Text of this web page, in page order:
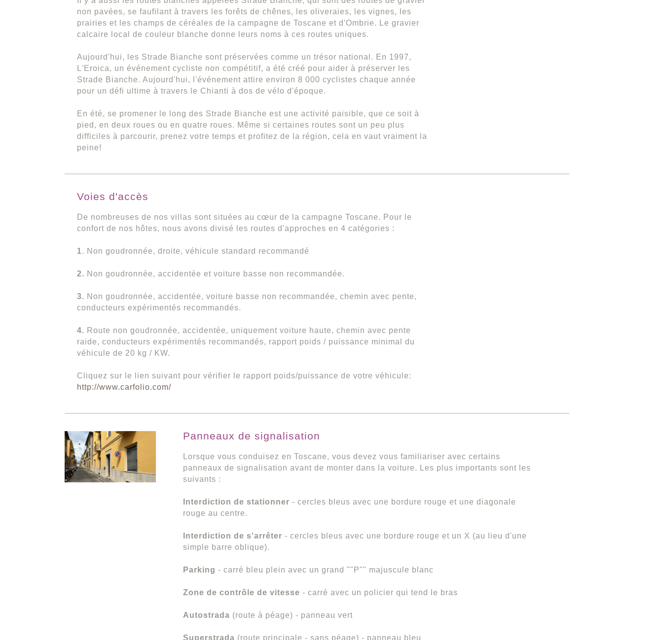
non pavées, se faufilant à travers les forêts de chênes, les oliveraies, les vignes, les
prairies et les champs de céréales de la campagne de Toscane et d'Ombrie. Le gravier
calcaire local de couleur blanche donne leurs noms à ces routes uniques.
Aujourd'hui, les Strade Bianche sont préservées comme un trésor national. En 1997,
L'Eroica, un événement cycliste non compétitif, a été créé pour aider à préserver les
Strade Bianche. Aujourd'hui, l'événement attire environ 8 000 cyclistes chaque année
pour un défi ultime à travers le Chianti à dos de vélo d'époque.
En été, se promener le long des Strade Bianche est une activité paisible, que ce soit à
pied, en deux roues ou en quatre roues. Même si certaines routes sont un peu plus
difficiles à parcourir, prenez votre temps et profitez de la région, cela en vaut vraiment la
peine!
Voies d'accès
De nombreuses de nos villas sont situées au cœur de la campagne Toscane. Pour le
confort de nos hôtes, nous avons divisé les routes d'approches en 4 catégories :
1. Non goudronnée, droite, véhicule standard recommandé
2. Non goudronnée, accidentée et voiture basse non recommandée.
3. Non goudronnée, accidentée, voiture basse non recommandée, chemin avec pente,
conducteurs expérimentés recommandés.
4. Route non goudronnée, accidentée, uniquement voiture haute, chemin avec pente
raide, conducteurs expérimentés recommandés, rapport poids / puissance minimal du
véhicule de 20 kg / KW.
Cliquez sur le lien suivant pour vérifier le rapport poids/puissance de votre véhicule:
http://www.carfolio.com/
Panneaux de signalisation
Lorsque vous conduisez en Toscane, vous devez vous familiariser avec certains
panneaux de signalisation avant de monter dans la voiture. Les plus importants sont les
suivants :
Interdiction de stationner - cercles bleus avec une bordure rouge et une diagonale
rouge au centre.
Interdiction de s'arrêter - cercles bleus avec une bordure rouge et un X (au lieu d'une
simple barre oblique).
Parking - carré bleu plein avec un grand ""P"" majuscule blanc
Zone de contrôle de vitesse - carré avec un policier qui tend le bras
Autostrada (route à péage) - panneau vert
Superstrada (route principale - sans péage) - panneau bleu